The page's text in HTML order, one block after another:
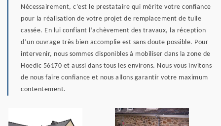
Nécessairement, c’est le prestataire qui mérite votre confiance
pour la réalisation de votre projet de remplacement de tuile
cassée. En lui confiant l’achèvement des travaux, la réception
d’un ouvrage très bien accomplie est sans doute possible. Pour
intervenir, nous sommes disponibles à mobiliser dans la zone de
Hoedic 56170 et aussi dans tous les environs. Nous vous invitons
de nous faire confiance et nous allons garantir votre maximum
contentement.